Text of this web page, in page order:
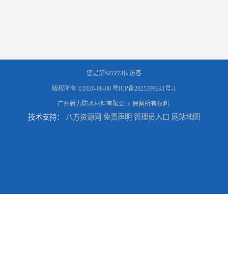
您是第527273位访客
版权所有 ©2026-08-08 粤ICP备2025399241号-1
广州新力防水材料有限公司 保留所有权利.
技术支持： 八方资源网 免责声明 管理员入口 网站地图